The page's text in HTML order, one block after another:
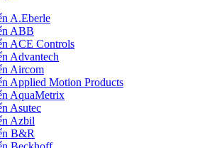
A.Eberle
ABB
ACE Controls
Advantech
Aircom
Applied Motion Products
AquaMetrix
Asutec
Azbil
B&R